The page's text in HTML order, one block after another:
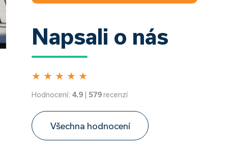
Napsali o nás
★ ★ ★ ★ ★
Hodnocení: 4.9 | 579recenzí
Všechna hodnocení